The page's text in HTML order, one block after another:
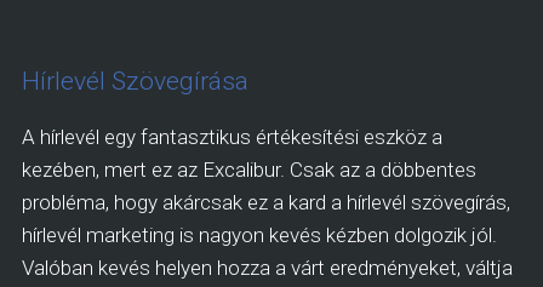
Hírlevél Szövegírása
A hírlevél egy fantasztikus értékesítési eszköz a
kezében, mert ez az Excalibur. Csak az a döbbentes
probléma, hogy akárcsak ez a kard a hírlevél szövegírás,
hírlevél marketing is nagyon kevés kézben dolgozik jól.
Valóban kevés helyen hozza a várt eredményeket, váltja